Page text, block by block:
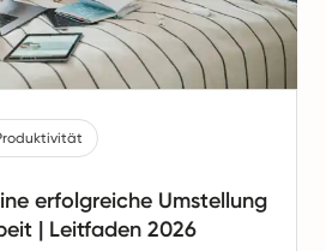
erfolgreiche Umstellung
| Leitfaden 2026